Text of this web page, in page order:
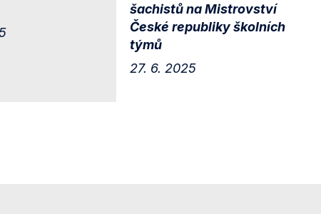
šachistů na Mistrovství
České republiky školních
týmů
27. 6. 2025